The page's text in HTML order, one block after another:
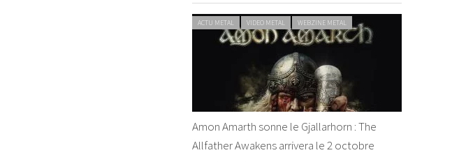
ACTU METAL VIDEO METAL WEBZINE METAL
Amon Amarth sonne le Gjallarhorn : The
Allfather Awakens arrivera le 2 octobre